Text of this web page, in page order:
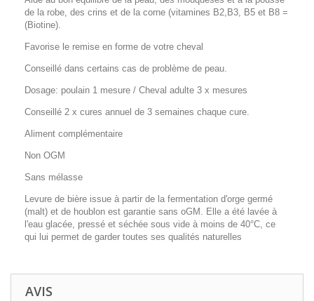
de la robe, des crins et de la corne (vitamines B2,B3, B5 et B8 =
(Biotine).
Favorise le remise en forme de votre cheval
Conseillé dans certains cas de problème de peau.
Dosage: poulain 1 mesure / Cheval adulte 3 x mesures
Conseillé 2 x cures annuel de 3 semaines chaque cure.
Aliment complémentaire
Non OGM
Sans mélasse
Levure de bière issue à partir de la fermentation d'orge germé
(malt) et de houblon est garantie sans oGM. Elle a été lavée à
l'eau glacée, pressé et séchée sous vide à moins de 40°C, ce
qui lui permet de garder toutes ses qualités naturelles
AVIS